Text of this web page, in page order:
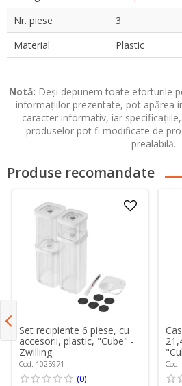
Nr. piese
3
Material
Plastic
Notă: Deși depunem toate eforturile
informațiilor prezentate, pot apărea
caracter informativ, iar
produselor pot fi modificate de
prealabilă.
Produse recomandate
Set recipiente 6 piese, cu
accesorii, plastic, "Cube" -
Zwilling
Cod: 1025971
(0)